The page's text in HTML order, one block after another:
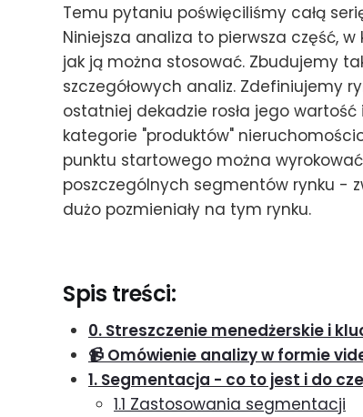
Temu pytaniu poświęciliśmy całą
Niniejsza analiza to pierwsza część,
jak ją można stosować. Zbudujemy
szczegółowych analiz. Zdefiniujemy
ostatniej dekadzie rosła jego
kategorie "produktów"
punktu startowego można
poszczególnych segmentów rynku -
dużo pozmieniały na tym rynku.
Spis treści:
0. Streszczenie menedżerskie i
📹 Omówienie analizy w formie
1. Segmentacja - co to jest i do
1.1 Zastosowania segmentacji